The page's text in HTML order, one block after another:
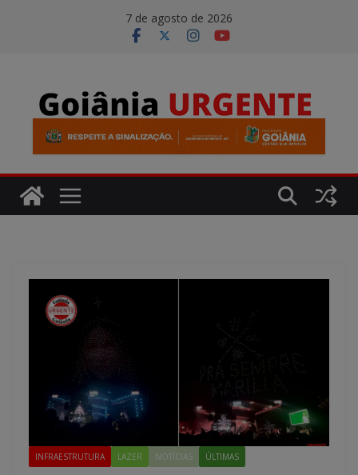
7 de agosto de 2026
INFRAESTRUTURA LAZER NOTÍCIAS ÚLTIMAS
modal-check